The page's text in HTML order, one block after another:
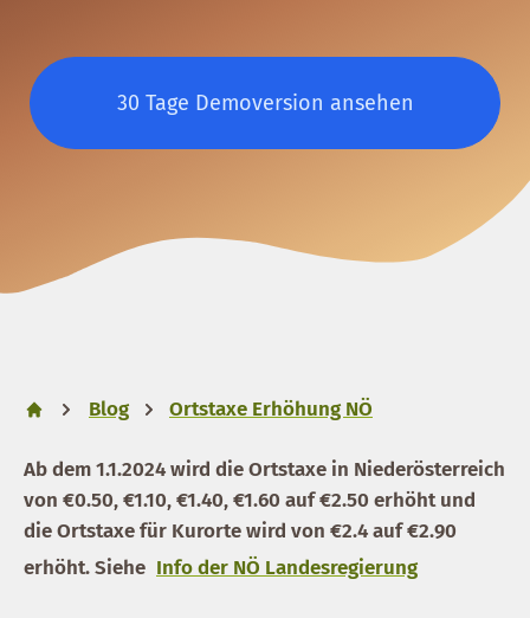
30 Tage Demoversion ansehen
Blog Ortstaxe Erhöhung NÖ
Ab dem 1.1.2024 wird die Ortstaxe in Niederösterreich
von €0.50, €1.10, €1.40, €1.60 auf €2.50 erhöht und
die Ortstaxe für Kurorte wird von €2.4 auf €2.90
erhöht. Siehe Info der NÖ Landesregierung